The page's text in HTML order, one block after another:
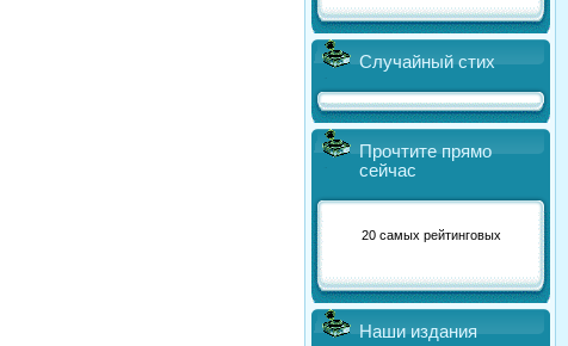
Случайный стих
Прочтите прямо
сейчас
20 самых рейтинговых
Наши издания